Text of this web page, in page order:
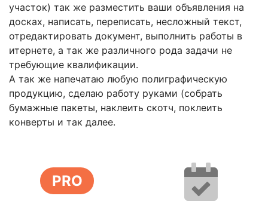
участок) так же разместить ваши объявления на
досках, написать, переписать, несложный текст,
отредактировать документ, выполнить работы в
итернете, а так же различного рода задачи не
требующие квалификации.
А так же напечатаю любую полиграфическую
продукцию, сделаю работу руками (собрать
бумажные пакеты, наклеить скотч, поклеить
конверты и так далее.
PRO